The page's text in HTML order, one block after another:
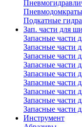
Пневмодомкраты
Подкатные
Зап. части для
Запасные части
Запасные части
Запасные части
Запасные части
Запасные части
Запасные части
Запасные части
Запасные части
Запасные части
Инструмент